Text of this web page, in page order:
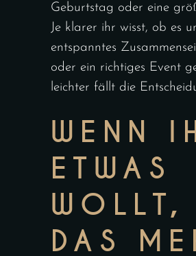
Geburtstag oder eine
Je klarer ihr wisst, ob es
entspanntes
oder ein richtiges Event
leichter fällt die
WENN
ETWAS
WOLLT,
DAS